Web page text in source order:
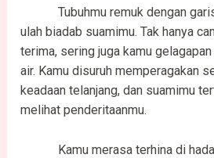
Tubuhmu remuk dengan
ulah biadab suamimu. Tak hanya
terima, sering juga kamu
air. Kamu disuruh memperagakan
keadaan telanjang, dan suamimu
melihat penderitaanmu.
Kamu merasa terhina di